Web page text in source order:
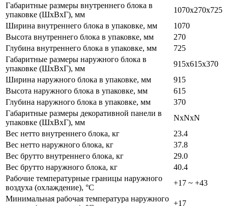
Габаритные размеры внутреннего блока в
упаковке (ШхВхГ), мм
1070x270x725
Ширина внутреннего блока в упаковке, мм
1070
Высота внутреннего блока в упаковке, мм
270
Глубина внутреннего блока в упаковке, мм
725
Габаритные размеры наружного блока в
упаковке (ШхВхГ), мм
915x615x370
Ширина наружного блока в упаковке, мм
915
Высота наружного блока в упаковке, мм
615
Глубина наружного блока в упаковке, мм
370
Габаритные размеры декоративной панели в
упаковке (ШхВхГ), мм
NxNxN
Вес нетто внутреннего блока, кг
23.4
Вес нетто наружного блока, кг
37.8
Вес брутто внутреннего блока, кг
29.0
Вес брутто наружного блока, кг
40.4
Рабочие температурные границы наружного
воздуха (охлаждение), °C
+17 ~ +43
Минимальная рабочая температура наружного
+17